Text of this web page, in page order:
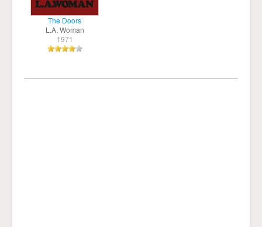
The Doors
L.A. Woman
1971